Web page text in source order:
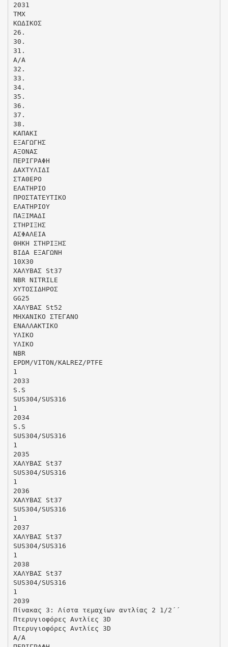
2031
ΤΜΧ
ΚΩΔΙΚΟΣ
26.
30.
31.
Α/Α
32.
33.
34.
35.
36.
37.
38.
ΚΑΠΑΚΙ
ΕΞΑΓΩΓΗΣ
ΑΞΟΝΑΣ
ΠΕΡΙΓΡΑΦΗ
ΔΑΧΤΥΛΙΔΙ
ΣΤΑΘΕΡΟ
ΕΛΑΤΗΡΙΟ
ΠΡΟΣΤΑΤΕΥΤΙΚΟ
ΕΛΑΤΗΡΙΟΥ
ΠΑΞΙΜΑΔΙ
ΣΤΗΡΙΞΗΣ
ΑΣΦΑΛΕΙΑ
ΘΗΚΗ ΣΤΗΡΙΞΗΣ
ΒΙΔΑ ΕΞΑΓΩΝΗ
10Χ30
ΧΑΛΥΒΑΣ St37
NBR NITRILE
ΧΥΤΟΣΙΔΗΡΟΣ
GG25
ΧΑΛΥΒΑΣ St52
ΜΗΧΑΝΙΚΟ ΣΤΕΓΑΝΟ
ΕΝΑΛΛΑΚΤΙΚΟ
ΥΛΙΚΟ
ΥΛΙΚΟ
NBR
EPDM/VITON/KALREZ/PTFE
1
2033
S.S
SUS304/SUS316
1
2034
S.S
SUS304/SUS316
1
2035
ΧΑΛΥΒΑΣ St37
SUS304/SUS316
1
2036
ΧΑΛΥΒΑΣ St37
SUS304/SUS316
1
2037
ΧΑΛΥΒΑΣ St37
SUS304/SUS316
1
2038
ΧΑΛΥΒΑΣ St37
SUS304/SUS316
1
2039
Πίνακας 3: Λίστα τεμαχίων αντλίας 2 1/2΄΄
Πτερυγιοφόρες Αντλίες 3D
Πτερυγιοφόρες Αντλίες 3D
Α/Α